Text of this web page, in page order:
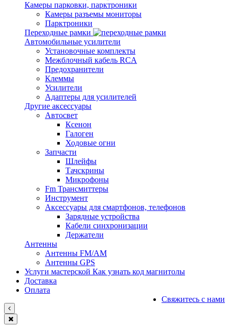
Камеры парковки, парктроники
Камеры разъемы мониторы
Парктроники
Переходные рамки
Автомобильные усилители
Установочные комплекты
Межблочный кабель RCA
Предохранители
Клеммы
Усилители
Адаптеры для усилителей
Другие аксессуары
Автосвет
Ксенон
Галоген
Ходовые огни
Запчасти
Шлейфы
Тачскрины
Микрофоны
Fm Трансмиттеры
Инструмент
Аксессуары для смартфонов, телефонов
Зарядные устройства
Кабели синхронизации
Держатели
Антенны
Антенны FM/AM
Антенны GPS
Услуги мастерской Как узнать код магнитолы
Доставка
Оплата
Свяжитесь с нами